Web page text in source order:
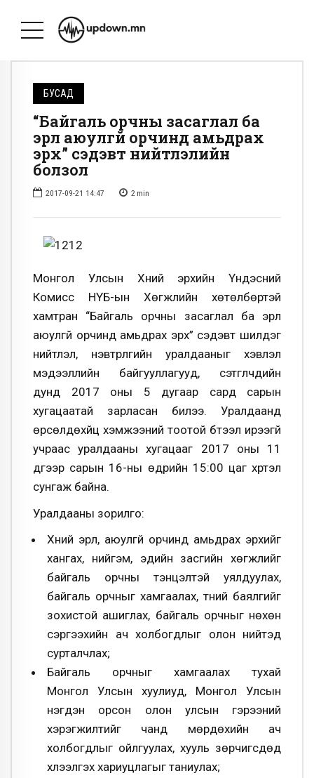
БУСАД
“Байгаль орчны засаглал ба
эрүүл аюулгүй орчинд амьдрах
эрх” сэдэвт нийтлэлийн
болзол
2017-09-21 14:47 2 min
Монгол Улсын Хүний эрхийн Үндэсний
Комисс НҮБ-ын Хөгжлийн хөтөлбөртэй
хамтран “Байгаль орчны засаглал ба эрүүл
аюулгүй орчинд амьдрах эрх” сэдэвт шилдэг
нийтлэл, нэвтрүүлгийн уралдааныг хэвлэл
мэдээллийн байгууллагууд, сэтгүүлчдийн
дунд 2017 оны 5 дугаар сард сарын
хугацаатай зарласан билээ. Уралдаанд
өрсөлдөхүйц хэмжээний тоотой бүтээл ирээгүй
учраас уралдааны хугацааг 2017 оны 11
дүгээр сарын 16-ны өдрийн 15:00 цаг хүртэл
сунгаж байна.
Уралдааны зорилго:
Хүний эрүүл, аюулгүй орчинд амьдрах эрхийг
хангах, нийгэм, эдийн засгийн хөгжлийг
байгаль орчны тэнцэлтэй уялдуулах,
байгаль орчныг хамгаалах, түүний баялгийг
зохистой ашиглах, байгаль орчныг нөхөн
сэргээхийн ач холбогдлыг олон нийтэд
сурталчлах;
Байгаль орчныг хамгаалах тухай
Монгол Улсын хуулиуд, Монгол Улсын
нэгдэн орсон олон улсын гэрээний
хэрэгжилтийг чанд мөрдөхийн ач
холбогдлыг ойлгуулах, хууль зөрчигсдөд
хүлээлгэх хариуцлагыг таниулах;